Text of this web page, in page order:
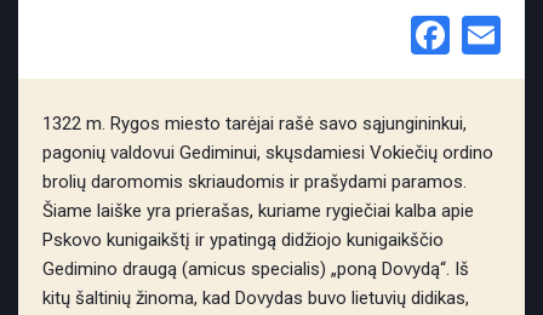
1322 m. Rygos miesto tarėjai rašė savo sąjungininkui,
pagonių valdovui Gediminui, skųsdamiesi Vokiečių ordino
brolių daromomis skriaudomis ir prašydami paramos.
Šiame laiške yra prierašas, kuriame rygiečiai kalba apie
Pskovo kunigaikštį ir ypatingą didžiojo kunigaikščio
Gedimino draugą (amicus specialis) „poną Dovydą“. Iš
kitų šaltinių žinoma, kad Dovydas buvo lietuvių didikas,